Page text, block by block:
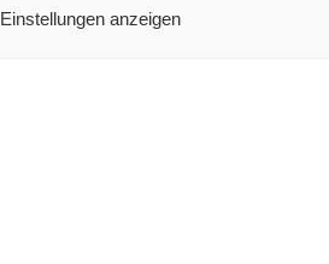
Einstellungen anzeigen